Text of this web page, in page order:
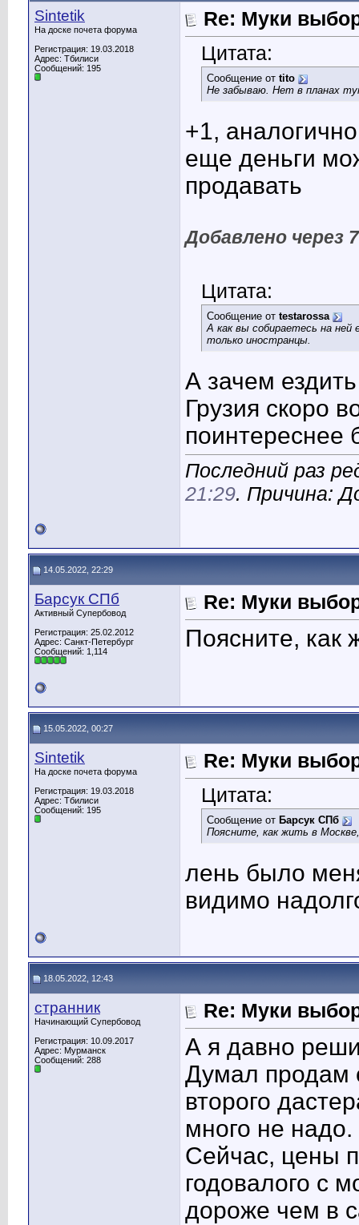
Sintetik
На доске почета форума
Регистрация: 19.03.2018
Адрес: Тбилиси
Сообщений: 195
Re: Муки
Цитата:
Сообщение от tito
Не забываю. Нет в планах
+1,
еще деньги
продавать
Добавлено через
Цитата:
Сообщение от testarossa
А как вы собираетесь на
только иностранцы.
А зачем
Грузия скоро
поинтереснее
Последний раз
21:29. Причина:
14.05.2022, 22:29
Барсук СПб
Активный Супербовод
Регистрация: 25.02.2012
Адрес: Санкт-Петербург
Сообщений: 1,114
Re: Муки
Поясните, как
15.05.2022, 00:27
Sintetik
На доске почета форума
Регистрация: 19.03.2018
Адрес: Тбилиси
Сообщений: 195
Re: Муки
Цитата:
Сообщение от Барсук СПб
Поясните, как жить в
лень было
видимо
18.05.2022, 12:43
странник
Начинающий Супербовод
Регистрация: 10.09.2017
Адрес: Мурманск
Сообщений: 288
Re: Муки
А я давно
Думал продам
второго
много не надо.
Сейчас, цены
годовалого с
дороже чем в